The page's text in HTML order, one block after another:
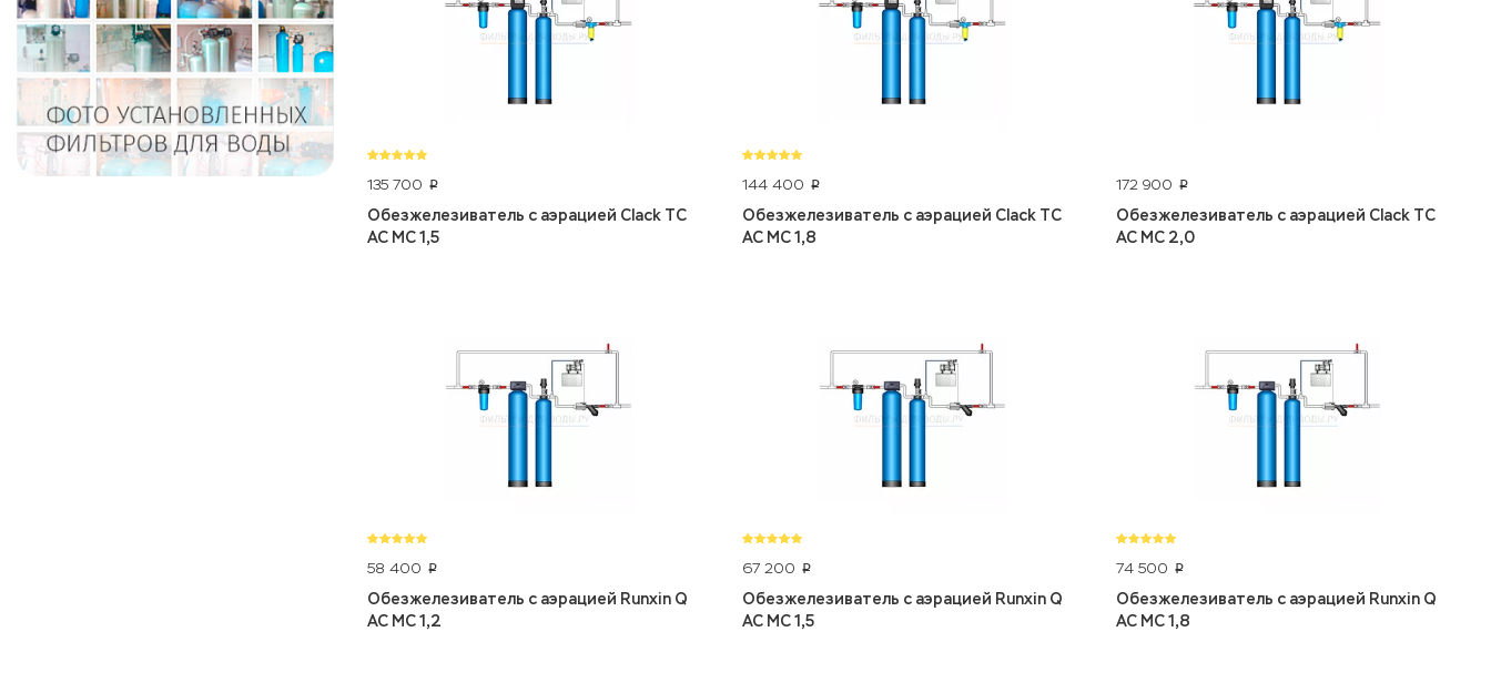
135 700 p
Обезжелезиватель с аэрацией Clack TC
AC MC 1,5
144 400 p
Обезжелезиватель с аэрацией Clack TC
AC MC 1,8
172 900 p
Обезжелезиватель с аэрацией Clack TC
AC MC 2,0
58 400 p
Обезжелезиватель с аэрацией Runxin Q
AC MC 1,2
67 200 p
Обезжелезиватель с аэрацией Runxin Q
AC MC 1,5
74 500 p
Обезжелезиватель с аэрацией Runxin Q
AC MC 1,8